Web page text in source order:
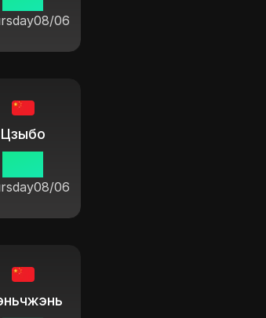
08/06
Цзыбо
08/06